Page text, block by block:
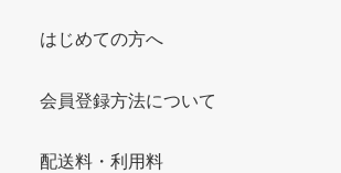
はじめての方へ
会員登録方法について
配送料・利用料